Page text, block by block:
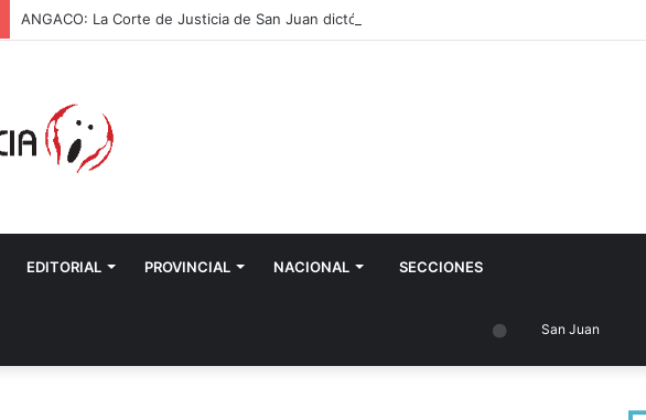
ANGACO: La Corte de Justicia de San Juan dictó un fallo definitivo que consolida la
EDITORIAL PROVINCIAL NACIONAL SECCIONES
San Juan